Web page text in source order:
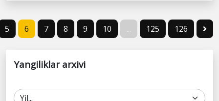
5 6 7 8 9 10 ... 125 126
Yangiliklar arxivi